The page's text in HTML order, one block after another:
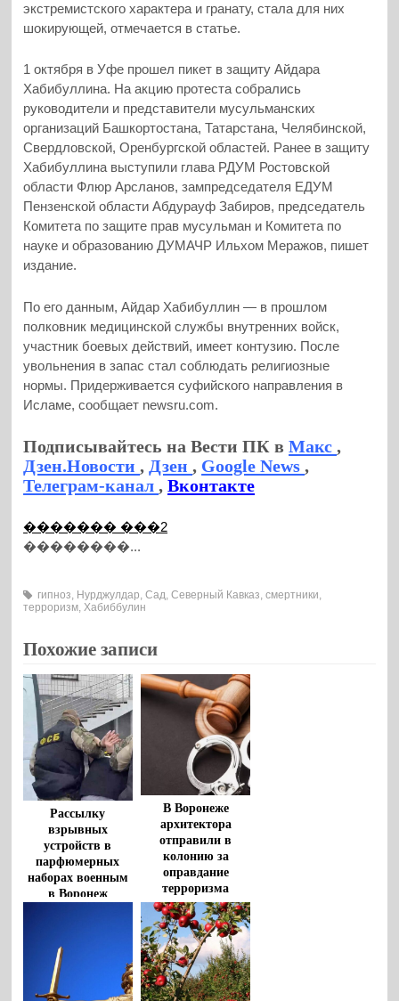
экстремистского характера и гранату, стала для них
шокирующей, отмечается в статье.
1 октября в Уфе прошел пикет в защиту Айдара
Хабибуллина. На акцию протеста собрались
руководители и представители мусульманских
организаций Башкортостана, Татарстана, Челябинской,
Свердловской, Оренбургской областей. Ранее в защиту
Хабибуллина выступили глава РДУМ Ростовской
области Флюр Арсланов, зампредседателя ЕДУМ
Пензенской области Абдурауф Забиров, председатель
Комитета по защите прав мусульман и Комитета по
науке и образованию ДУМАЧР Ильхом Меражов, пишет
издание.
По его данным, Айдар Хабибуллин — в прошлом
полковник медицинской службы внутренних войск,
участник боевых действий, имеет контузию. После
увольнения в запас стал соблюдать религиозные
нормы. Придерживается суфийского направления в
Исламе, сообщает newsru.com.
Подписывайтесь на Вести ПК вМакс,
Дзен.Новости, Дзен, Google News,
Телеграм-канал,Вконтакте
������� ���2
��������...
гипноз, Нурджулдар,Сад,Северный Кавказ,смертники,
терроризм,Хабиббулин
Похожие записи
Рассылку
взрывных
устройств в
парфюмерных
наборах военным
в Воронеж
В Воронеже
архитектора
отправили в
колонию за
оправдание
терроризма